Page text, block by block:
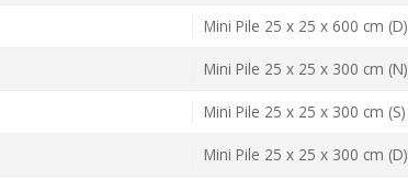
Mini Pile 25 x 25 x 600 cm (D)
Mini Pile 25 x 25 x 300 cm (N)
Mini Pile 25 x 25 x 300 cm (S)
Mini Pile 25 x 25 x 300 cm (D)